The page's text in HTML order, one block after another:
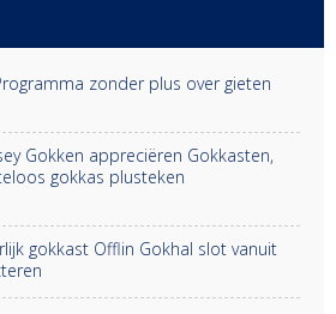
zonder plus over gieten
Gokken appreciëren Gokkasten,
gokkas plusteken
gokkast Offlin Gokhal slot vanuit